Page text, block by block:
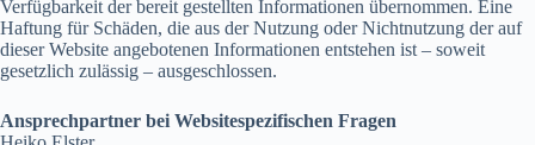
Verfügbarkeit der bereit gestellten Informationen übernommen. Eine
Haftung für Schäden, die aus der Nutzung oder Nichtnutzung der auf
dieser Website angebotenen Informationen entstehen ist – soweit
gesetzlich zulässig – ausgeschlossen.
Ansprechpartner bei Websitespezifischen Fragen